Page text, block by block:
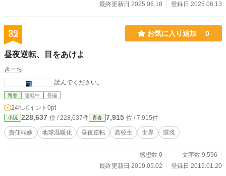
最終更新日 2025.06.18
登録日 2025.06.13
32 お気に入り追加 0
昼夜逆転、目をあけよ
きーち
読んでください。
青春 連載中 長編
24h.ポイント 0pt
小説 228,637 位 / 228,637件 青春 7,915 位 / 7,915件
責任転嫁 地球温暖化 昼夜逆転 高校生 世界 環境
感想数 0
文字数 9,596
最終更新日 2019.05.02
登録日 2019.01.20